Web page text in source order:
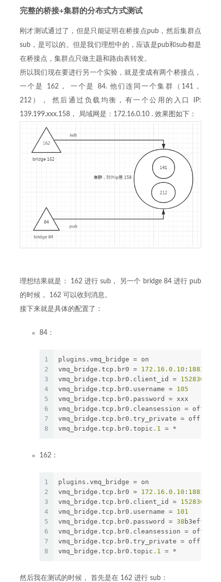
完整的桥接+集群的分布式方式测试
刚才测试通过了，但是只能证明在桥接点pub，然后集群点
sub，是可以的。但是我们理想中的，应该是pub和sub都是
在桥接点，集群点只做主题和路由表转发。
所以我们现在要进行另一个实验，就是变成有两个桥接点，
一个是 162， 一个是 84. 他们连同一个集群（141，
212）， 然后通过负载均衡，有一个公用的入口 IP:
139.199.xxx.158， 局域网是：172.16.0.10 . 效果图如下：
理想结果就是： 162 进行 sub， 另一个 bridge 84 进行 pub
的时候， 162 可以收到消息。
接下来就是具体的配置了：
84：
1
2
3
4
5
6
7
8
plugins.vmq_bridge = on
vmq_bridge.tcp.br0 = 172.16 .0 .10 : 1883
vmq_bridge.tcp.br0.client_id = 1528366639
vmq_bridge.tcp.br0.username = 105
vmq_bridge.tcp.br0.password = xxx
vmq_bridge.tcp.br0.cleansession = off
vmq_bridge.tcp.br0.try_private = off
vmq_bridge.tcp.br0.topic .1 = *
162：
1
2
3
4
5
6
7
8
plugins.vmq_bridge = on
vmq_bridge.tcp.br0 = 172.16 .0 .10 : 1883
vmq_bridge.tcp.br0.client_id = 1528361231
vmq_bridge.tcp.br0.username = 101
vmq_bridge.tcp.br0.password = 38
vmq_bridge.tcp.br0.cleansession = off
vmq_bridge.tcp.br0.try_private = off
vmq_bridge.tcp.br0.topic .1 = *
然后我在测试的时候， 首先是在 162 进行 sub：